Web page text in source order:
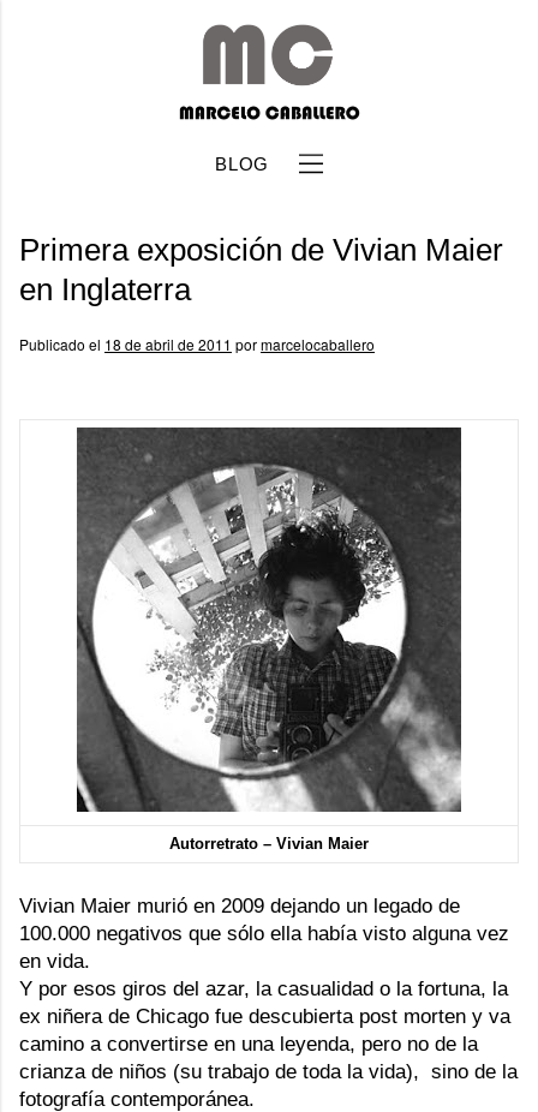
BLOG
Primera exposición de Vivian Maier
en Inglaterra
Publicado el 18 de abril de 2011 pormarcelocaballero
Autorretrato – Vivian Maier
Vivian Maier murió en 2009 dejando un legado de
100.000 negativos que sólo ella había visto alguna vez
en vida.
Y por esos giros del azar, la casualidad o la fortuna, la
ex niñera de Chicago fue descubierta post morten y va
camino a convertirse en una leyenda, pero no de la
crianza de niños (su trabajo de toda la vida), sino de la
fotografía contemporánea.